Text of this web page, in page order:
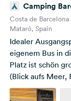
Camping
Costa de
Mataró, Spain
Idealer
eigenem Bus in
Platz ist schön
(Blick aufs